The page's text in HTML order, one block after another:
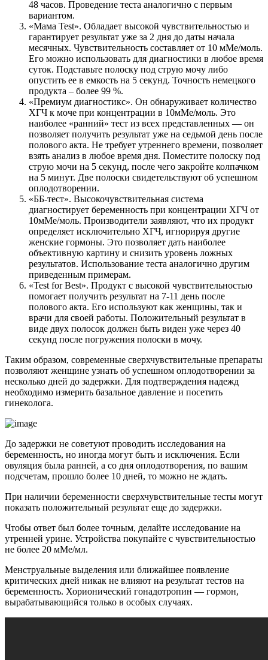
48 часов. Проведение теста аналогично с первым
вариантом.
«Мама Test». Обладает высокой чувствительностью и
гарантирует результат уже за 2 дня до даты начала
месячных. Чувствительность составляет от 10 мМе/моль.
Его можно использовать для диагностики в любое время
суток. Подставьте полоску под струю мочу либо
опустить ее в емкость на 5 секунд. Точность немецкого
продукта – более 99 %.
«Премиум диагностикс». Он обнаруживает количество
ХГЧ к моче при концентрации в 10мМе/моль. Это
наиболее «ранний» тест из всех представленных — он
позволяет получить результат уже на седьмой день после
полового акта. Не требует утреннего времени, позволяет
взять анализ в любое время дня. Поместите полоску под
струю мочи на 5 секунд, после чего закройте колпачком
на 5 минут. Две полоски свидетельствуют об успешном
оплодотворении.
«ББ-тест». Высокочувствительная система
диагностирует беременность при концентрации ХГЧ от
10мМе/моль. Производители заявляют, что их продукт
определяет исключительно ХГЧ, игнорируя другие
женские гормоны. Это позволяет дать наиболее
объективную картину и снизить уровень ложных
результатов. Использование теста аналогично другим
приведенным примерам.
«Test for Вest». Продукт с высокой чувствительностью
помогает получить результат на 7-11 день после
полового акта. Его используют как женщины, так и
врачи для своей работы. Положительный результат в
виде двух полосок должен быть виден уже через 40
секунд после погружения полоски в мочу.
Таким образом, современные сверхчувствительные препараты
позволяют женщине узнать об успешном оплодотворении за
несколько дней до задержки. Для подтверждения надежд
необходимо измерить базальное давление и посетить
гинеколога.
До задержки не советуют проводить исследования на
беременность, но иногда могут быть и исключения. Если
овуляция была ранней, а со дня оплодотворения, по вашим
подсчетам, прошло более 10 дней, то можно не ждать.
При наличии беременности сверхчувствительные тесты могут
показать положительный результат еще до задержки.
Чтобы ответ был более точным, делайте исследование на
утренней урине. Устройства покупайте с чувствительностью
не более 20 мМе/мл.
Менструальные выделения или ближайшее появление
критических дней никак не влияют на результат тестов на
беременность. Хорионический гонадотропин — гормон,
вырабатывающийся только в особых случаях.